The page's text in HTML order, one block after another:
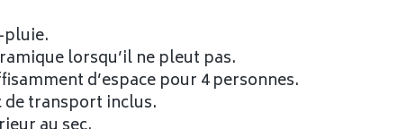
pluie.
lorsqu’il ne pleut pas.
d’espace pour 4 personnes.
de transport inclus.